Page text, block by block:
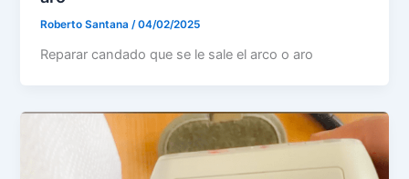
Roberto Santana/04/02/2025
Reparar candado que se le sale el arco o aro